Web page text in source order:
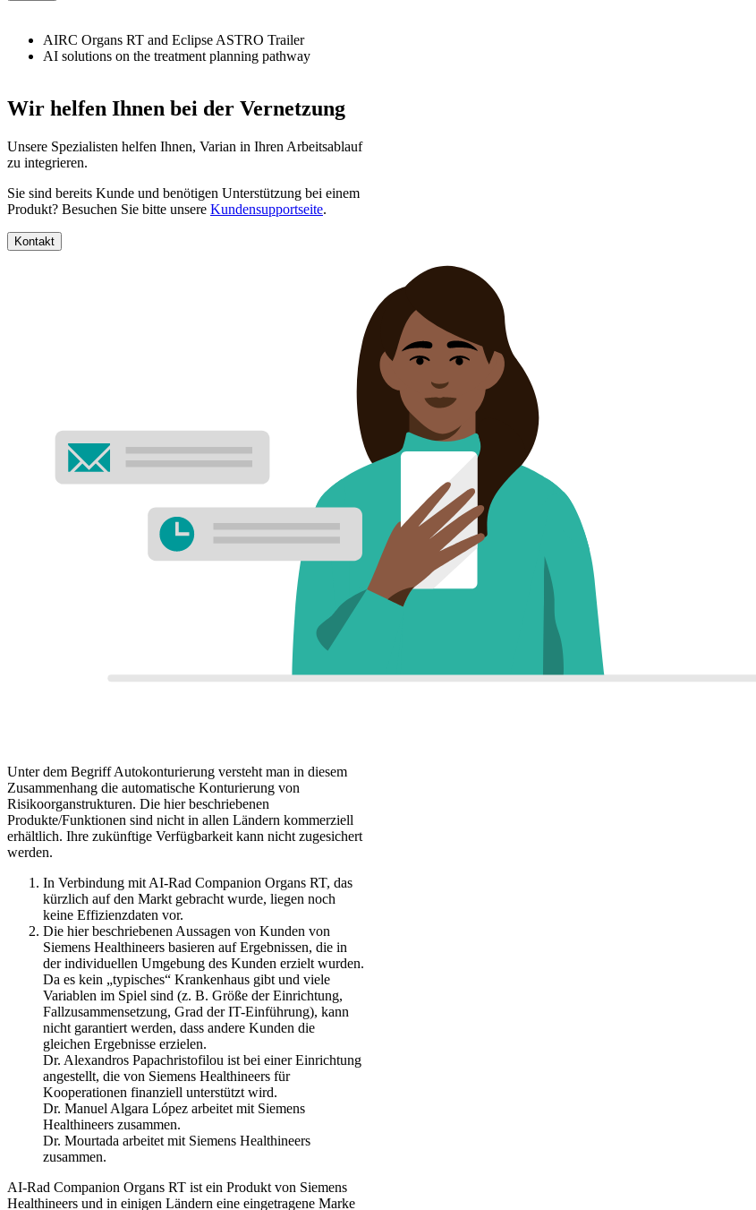
AIRC Organs RT and Eclipse ASTRO Trailer
AI solutions on the treatment planning pathway
Wir helfen Ihnen bei der Vernetzung
Unsere Spezialisten helfen Ihnen, Varian in Ihren Arbeitsablauf
zu integrieren.
Sie sind bereits Kunde und benötigen Unterstützung bei einem
Produkt? Besuchen Sie bitte unsere Kundensupportseite.
Kontakt
Unter dem Begriff Autokonturierung versteht man in diesem
Zusammenhang die automatische Konturierung von
Risikoorganstrukturen. Die hier beschriebenen
Produkte/Funktionen sind nicht in allen Ländern kommerziell
erhältlich. Ihre zukünftige Verfügbarkeit kann nicht zugesichert
werden.
In Verbindung mit AI-Rad Companion Organs RT, das
kürzlich auf den Markt gebracht wurde, liegen noch
keine Effizienzdaten vor.
Die hier beschriebenen Aussagen von Kunden von
Siemens Healthineers basieren auf Ergebnissen, die in
der individuellen Umgebung des Kunden erzielt wurden.
Da es kein „typisches“ Krankenhaus gibt und viele
Variablen im Spiel sind (z. B. Größe der Einrichtung,
Fallzusammensetzung, Grad der IT-Einführung), kann
nicht garantiert werden, dass andere Kunden die
gleichen Ergebnisse erzielen.
Dr. Alexandros Papachristofilou ist bei einer Einrichtung
angestellt, die von Siemens Healthineers für
Kooperationen finanziell unterstützt wird.
Dr. Manuel Algara López arbeitet mit Siemens
Healthineers zusammen.
Dr. Mourtada arbeitet mit Siemens Healthineers
zusammen.
AI-Rad Companion Organs RT ist ein Produkt von Siemens
Healthineers und in einigen Ländern eine eingetragene Marke